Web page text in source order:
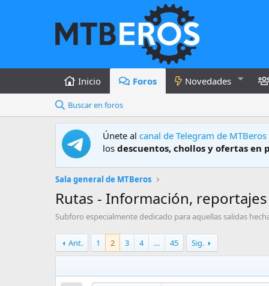
Inicio Foros Novedades
Buscar en foros
Únete al canal de Telegram de MTBeros
los descuentos, chollos y ofertas en
Sala general de MTBeros
Rutas - Información,
Subforo especialmente dedicado para aquellas salidas
Ant. 1 2 3 4 … 45 Sig.